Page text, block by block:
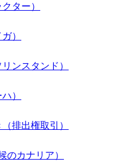
ター）
）
ンスタンド）
）
排出権取引）
のカナリア）